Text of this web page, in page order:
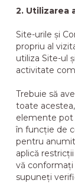
2. Utilizarea
Site-urile și
propriu al
utiliza Site-ul
activitate
Trebuie să
toate
elemente pot
în funcție de
pentru
aplică
vă conformați
supuneți